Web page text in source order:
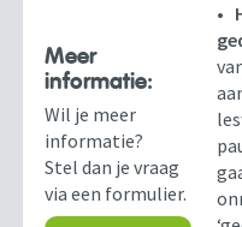
Meer
informatie:
Wil je meer
informatie?
Stel dan je vraag
via een formulier.
•